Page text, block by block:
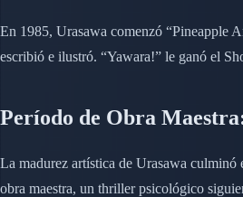
En 1985, Urasawa comenzó “Pineapple
escribió e ilustró. “Yawara!” le ganó el
Período de Obra
La madurez artística de Urasawa culminó
obra maestra, un thriller psicológico